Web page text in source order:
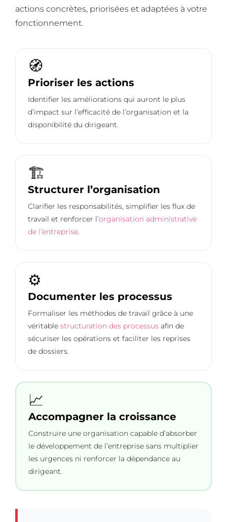
actions concrètes, priorisées et adaptées à votre
fonctionnement.
🧭
Prioriser les actions
Identifier les améliorations qui auront le plus
d’impact sur l’efficacité de l’organisation et la
disponibilité du dirigeant.
🏗️
Structurer l’organisation
Clarifier les responsabilités, simplifier les flux de
travail et renforcer l’organisation administrative
de l’entreprise.
⚙️
Documenter les processus
Formaliser les méthodes de travail grâce à une
véritable structuration des processus afin de
sécuriser les opérations et faciliter les reprises
de dossiers.
📈
Accompagner la croissance
Construire une organisation capable d’absorber
le développement de l’entreprise sans multiplier
les urgences ni renforcer la dépendance au
dirigeant.